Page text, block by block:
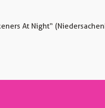
At Night“